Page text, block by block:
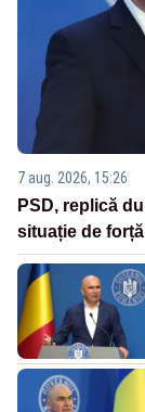
7 aug. 2026, 15:26
PSD, replică
situație de